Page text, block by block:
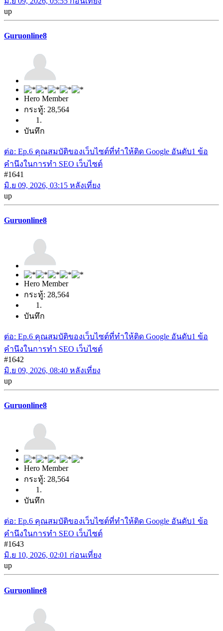
up
Guruonline8
Hero Member
กระทู้: 28,564
บันทึก
ต่อ: Ep.6 คุณสมบัติของเว็บไซต์ที่ทำให้ติด Google อันดับ1 ข้อ
คำนึงในการทำ SEO เว็บไซต์
#1641
มิ.ย 09, 2026, 03:15 หลังเที่ยง
up
Guruonline8
Hero Member
กระทู้: 28,564
บันทึก
ต่อ: Ep.6 คุณสมบัติของเว็บไซต์ที่ทำให้ติด Google อันดับ1 ข้อ
คำนึงในการทำ SEO เว็บไซต์
#1642
มิ.ย 09, 2026, 08:40 หลังเที่ยง
up
Guruonline8
Hero Member
กระทู้: 28,564
บันทึก
ต่อ: Ep.6 คุณสมบัติของเว็บไซต์ที่ทำให้ติด Google อันดับ1 ข้อ
คำนึงในการทำ SEO เว็บไซต์
#1643
มิ.ย 10, 2026, 02:01 ก่อนเที่ยง
up
Guruonline8